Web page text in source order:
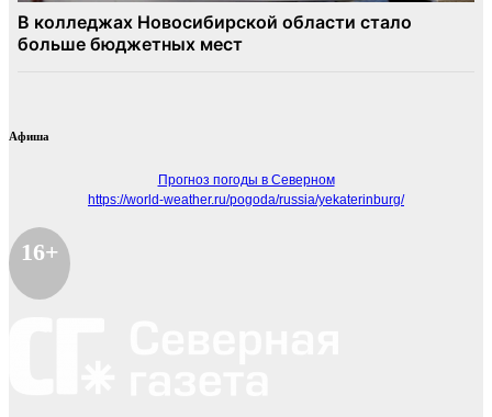
Афиша
Прогноз погоды в Северном
https://world-weather.ru/pogoda/russia/yekaterinburg/
16+